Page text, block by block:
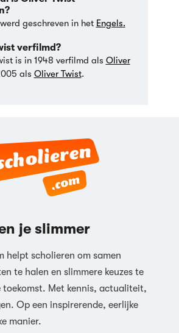
geschreven in het Engels.
verfilmd?
is in 1948 verfilmd als Oliver
als Oliver Twist.
je slimmer
helpt scholieren om samen
te halen en slimmere keuzes te
toekomst. Met kennis, actualiteit,
Op een inspirerende, eerlijke
manier.